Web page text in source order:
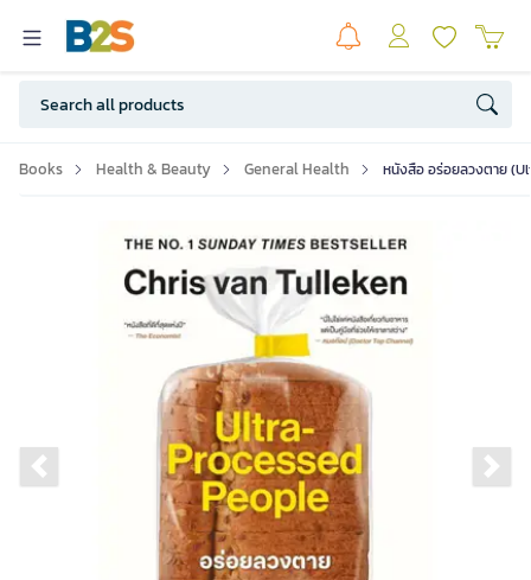
Books Health & Beauty General Health หนังสือ อร่อยลวงตาย
Previous slide